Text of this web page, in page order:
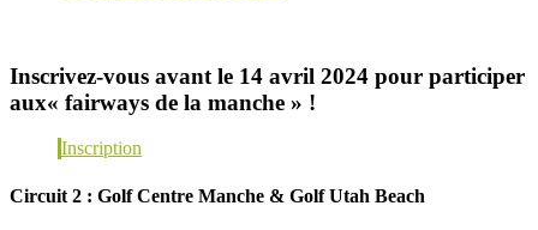
Inscrivez-vous avant le 14 avril 2024 pour participer
aux« fairways de la manche » !
Inscription
Circuit 2 : GolfCentre Manche & Golf Utah Beach